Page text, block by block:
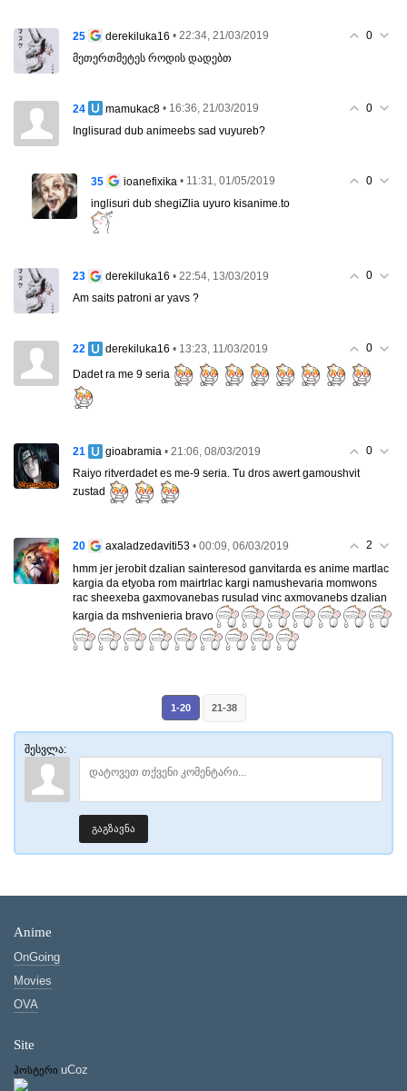
0
25 derekiluka16 • 22:34, 21/03/2019
მეთერთმეტეს როდის დადებთ
0
24 mamukac8 • 16:36, 21/03/2019
Inglisurad dub animeebs sad vuyureb?
0
35 ioanefixika • 11:31, 01/05/2019
inglisuri dub shegiZlia uyuro kisanime.to
0
23 derekiluka16 • 22:54, 13/03/2019
Am saits patroni ar yavs ?
0
22 derekiluka16 • 13:23, 11/03/2019
Dadet ra me 9 seria
0
21 gioabramia • 21:06, 08/03/2019
Raiyo ritverdadet es me-9 seria. Tu dros awert gamoushvit
zustad
2
20 axaladzedaviti53 • 00:09, 06/03/2019
hmm jer jerobit dzalian sainteresod ganvitarda es anime martlac
kargia da etyoba rom mairtrlac kargi namushevaria momwons
rac sheexeba gaxmovanebas rusulad vinc axmovanebs dzalian
kargia da mshvenieria bravo
1-20 21-38
შესვლა:
გაგზავნა
Anime
OnGoing
Movies
OVA
Site
ჰოსტერი uCoz